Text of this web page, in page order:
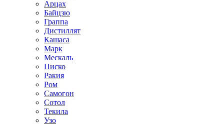
Арцах
Байцзю
Граппа
Дистиллят
Кашаса
Марк
Мескаль
Писко
Ракия
Ром
Самогон
Сотол
Текила
Узо